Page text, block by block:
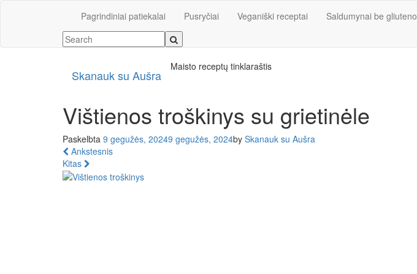
Pagrindiniai patiekalai Pusryčiai Veganiški receptai Saldumynai be gliuteno
Skanauk su Aušra
Maisto receptų tinklaraštis
Vištienos troškinys su grietinėle
Paskelbta 9 gegužės, 20249 gegužės, 2024by Skanauk su Aušra
Ankstesnis
Kitas